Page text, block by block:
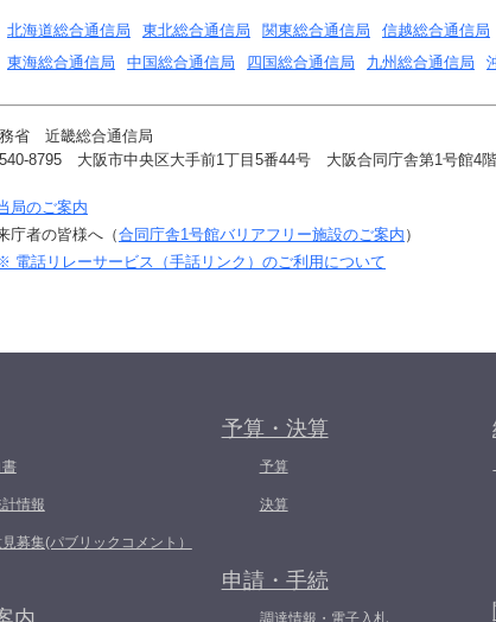
北海道総合通信局 東北総合通信局 関東総合通信局 信越総合通信局
東海総合通信局
中国総合通信局 四国総合通信局 九州総合通信局
省 近畿総合通信局
8795 大阪市中央区大手前1丁目5番44号 大阪合同庁舎第1号館4階
局のご案内
庁者の皆様へ（合同庁舎1号館バリアフリー施設のご案内 ）
電話リレーサービス（手話リンク）のご利用について
書
情報
募集(パブリックコメント）
予算・決算
予算
決算
申請・手続
調達情報・電子入札